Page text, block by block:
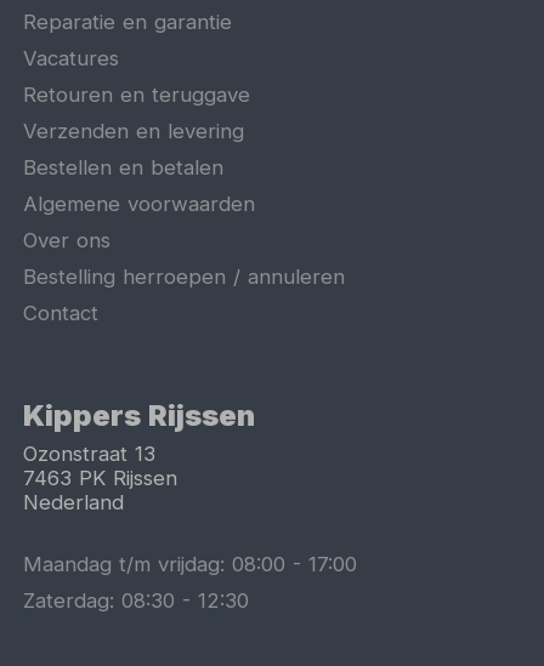
Reparatie en garantie
Vacatures
Retouren en teruggave
Verzenden en levering
Bestellen en betalen
Algemene voorwaarden
Over ons
Bestelling herroepen / annuleren
Contact
Kippers Rijssen
Ozonstraat 13
7463 PK Rijssen
Nederland
Maandag t/m vrijdag:08:00 -17:00
Zaterdag:08:30 -12:30